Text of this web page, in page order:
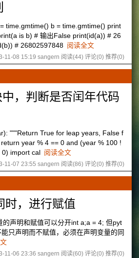
time.gmtime() b = time.gmtime() print
is b) # 输出False print(id(a)) # 26
# 26802597848 阅读全文
11-08 15:19 sangern 阅读(44) 评论(0) 推荐(0)
，判断是否闰年代码
"""Return True for leap years, False f
year % 4 == 0 and (year % 100 !
0) import cal 阅读全文
11-07 23:55 sangern 阅读(86) 评论(0) 推荐(0)
时，进行赋值
的声明和赋值可以分开int a;a = 4; 但pyt
只声明而不赋值，必须在声明变量的同
11-06 23:36 sangern 阅读(60) 评论(0) 推荐(0)